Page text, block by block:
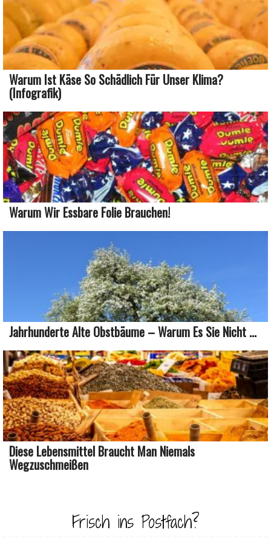
Warum Ist Käse So Schädlich Für Unser Klima?
(Infografik)
Warum Wir Essbare Folie Brauchen!
Jahrhunderte Alte Obstbäume – Warum Es Sie Nicht ...
Diese Lebensmittel Braucht Man Niemals
Wegzuschmeißen
Frisch ins Postfach?